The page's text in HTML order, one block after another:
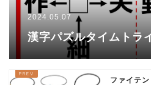
2024.05.07
漢字パズルタイムトラ
ファイテ